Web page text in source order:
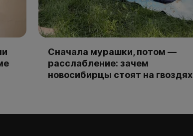
Сначала мурашки, потом —
расслабление: зачем
новосибирцы стоят на гвоздях